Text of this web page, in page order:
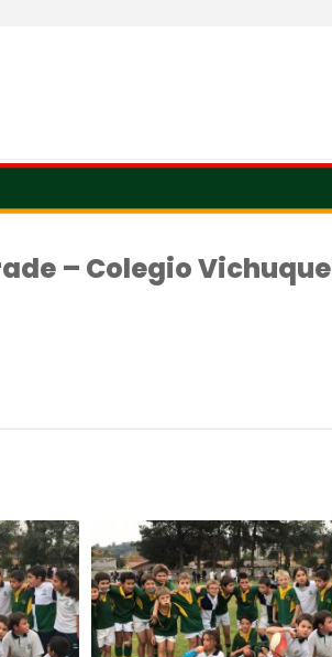
– Colegio